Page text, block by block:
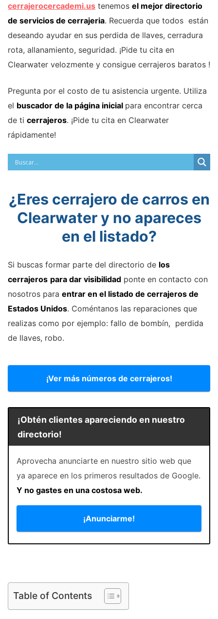
cerrajerocercademi.us tenemos el mejor directorio
de servicios de cerrajeria. Recuerda que todos están
deseando ayudar en sus perdida de llaves, cerradura
rota, allanamiento, seguridad. ¡Pide tu cita en
Clearwater velozmente y consigue cerrajeros baratos !
Pregunta por el costo de tu asistencia urgente. Utiliza
el buscador de la página inicial para encontrar cerca
de ti cerrajeros. ¡Pide tu cita en Clearwater
rápidamente!
¿Eres cerrajero de carros en
Clearwater y no apareces
en el listado?
Si buscas formar parte del directorio de los
cerrajeros para dar visibilidad ponte en contacto con
nosotros para entrar en el listado de cerrajeros de
Estados Unidos. Coméntanos las reparaciones que
realizas como por ejemplo: fallo de bombín, perdida
de llaves, robo.
¡Ver más números de cerrajeros!
¡Obtén clientes apareciendo en nuestro
directorio!
Aprovecha anunciarte en nuestro sitio web que
ya aparece en los primeros resultados de Google.
Y no gastes en una costosa web.
¡Anunciarme!
Table of Contents